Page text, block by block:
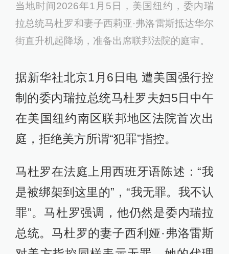
当地时间2026年1月5日，美国纽约，委内瑞
拉总统马杜罗和妻子西莉亚·弗洛雷斯抵达华尔
街直升机起降场，准备出席联邦法院的庭审。
据新华社北京1月6日电 遭美国强行控
制的委内瑞拉总统马杜罗夫妇5日中午
在美国纽约南区联邦地区法院首次出
庭，拒绝美方所谓“犯罪”指控。
马杜罗在法庭上用西班牙语陈述：“我
是被绑架到这里的”，“我无罪。我不认
罪”。马杜罗强调，他仍然是委内瑞拉
总统。马杜罗的妻子西利娅·弗洛雷斯